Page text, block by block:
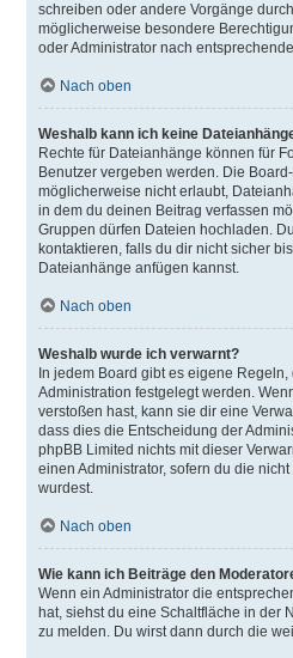
schreiben oder andere Vorgänge
möglicherweise besondere
oder Administrator nach
Nach oben
Weshalb kann ich keine
Rechte für Dateianhänge können für
Benutzer vergeben werden. Die
möglicherweise nicht erlaubt,
in dem du deinen Beitrag verfassen
Gruppen dürfen Dateien hochladen.
kontaktieren, falls du dir nicht sicher
Dateianhänge anfügen kannst.
Nach oben
Weshalb wurde ich verwarnt?
In jedem Board gibt es eigene
Administration festgelegt werden.
verstoßen hast, kann sie dir eine
dass dies die Entscheidung der
phpBB Limited nichts mit dieser
einen Administrator, sofern du die
wurdest.
Nach oben
Wie kann ich Beiträge den
Wenn ein Administrator die
hat, siehst du eine Schaltfläche in der
zu melden. Du wirst dann durch die